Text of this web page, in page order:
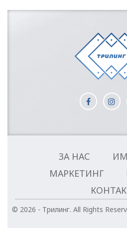
ЗА НАС
МАРКЕТИНГ
© 2026 - Трилинг. All Rights